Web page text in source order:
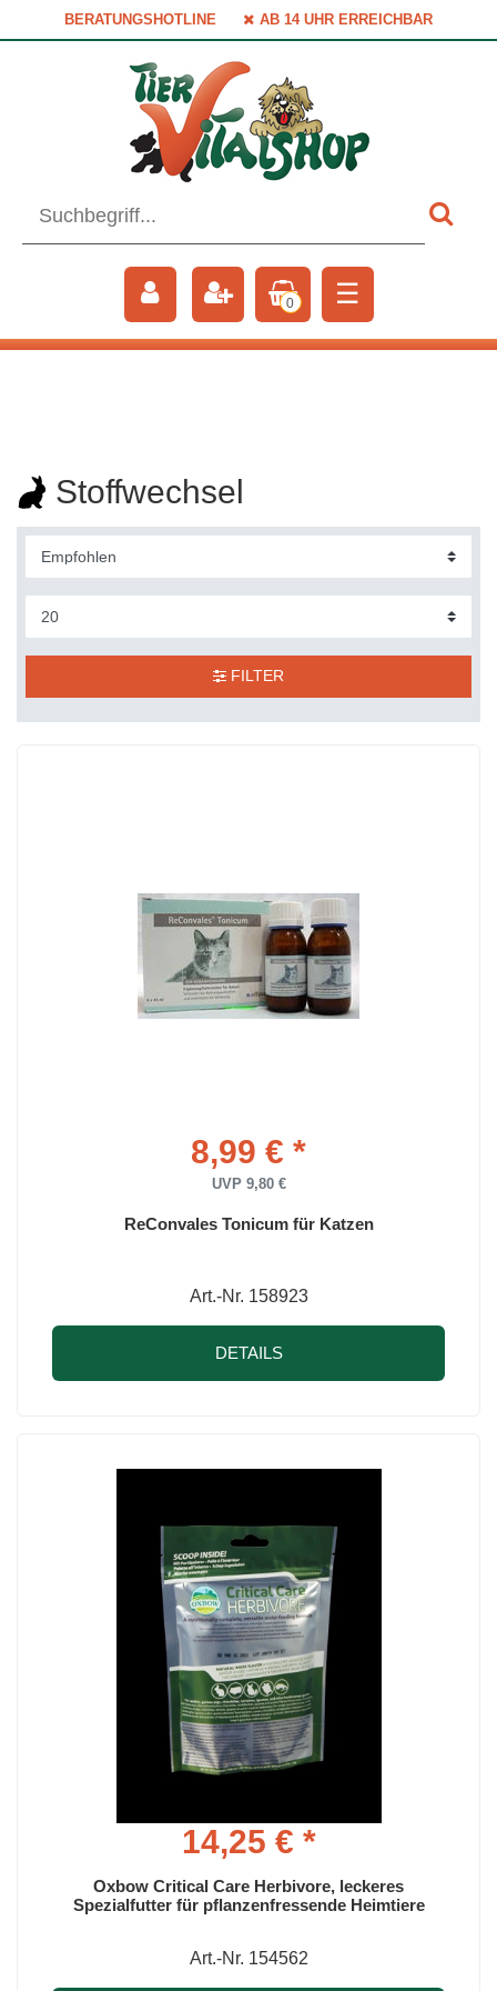
BERATUNGSHOTLINE AB 14 UHR ERREICHBAR
0 ☰
Stoffwechsel
FILTER
8,99 € *
UVP 9,80 €
ReConvales Tonicum für Katzen
Art.-Nr. 158923
DETAILS
14,25 € *
Oxbow Critical Care Herbivore, leckeres
Spezialfutter für pflanzenfressende Heimtiere
Art.-Nr. 154562